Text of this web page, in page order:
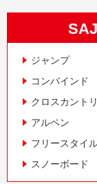
ジャンプ
コンバインド
クロスカント
アルペン
フリースタイ
スノーボード